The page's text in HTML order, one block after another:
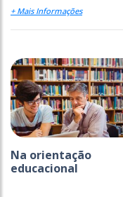
+ Mais Informações
Na orientação
educacional